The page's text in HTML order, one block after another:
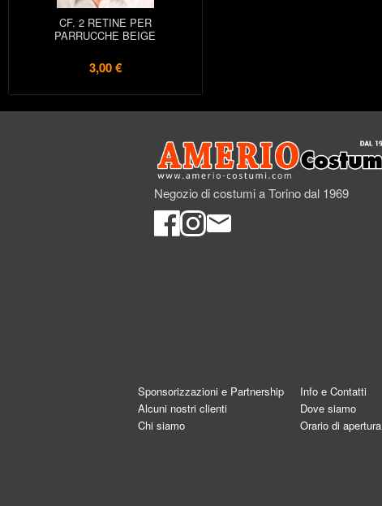
CF. 2 RETINE PER
PARRUCCHE BEIGE
3,00 €
Negozio di costumi a Torino dal 1969
Sponsorizzazioni e Partnership
Alcuni nostri clienti
Chi siamo
Info e Contatti
Dove siamo
Orario di apertura